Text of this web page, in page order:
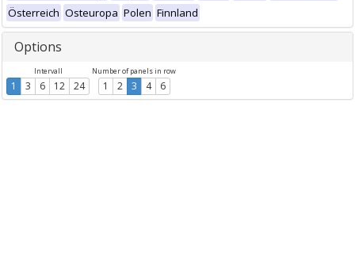
Österreich Osteuropa Polen Finnland
Options
Intervall
1 3 6 12 24
Number of panels in row
1 2 3 4 6